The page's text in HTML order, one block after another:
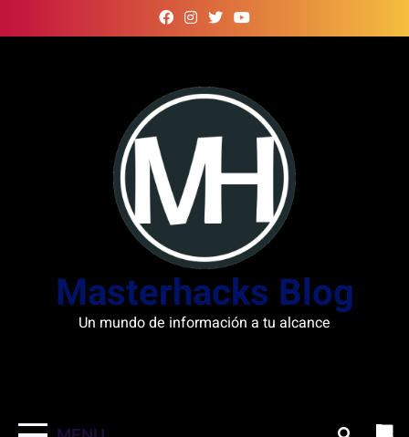
to
Masterhacks Blog
Un mundo de información a tu alcance